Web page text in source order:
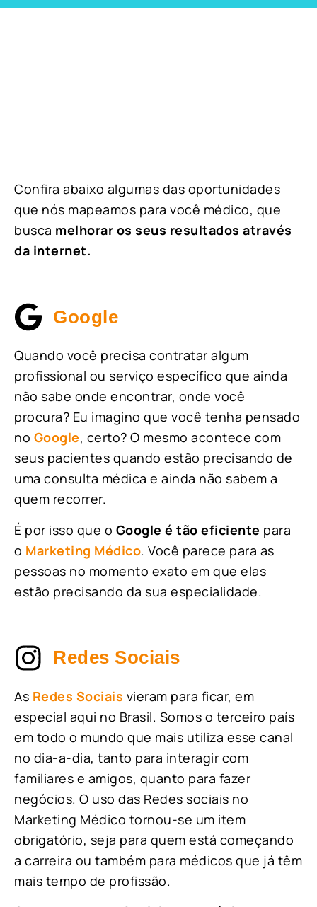
Confira abaixo algumas das oportunidades
que nós mapeamos para você médico, que
busca melhorar os seus resultados através
da internet.
Google
Quando você precisa contratar algum
profissional ou serviço específico que ainda
não sabe onde encontrar, onde você
procura? Eu imagino que você tenha pensado
no Google, certo? O mesmo acontece com
seus pacientes quando estão precisando de
uma consulta médica e ainda não sabem a
quem recorrer.
É por isso que o Google é tão eficiente para
o Marketing Médico. Você parece para as
pessoas no momento exato em que elas
estão precisando da sua especialidade.
Redes Sociais
As Redes Sociais vieram para ficar, em
especial aqui no Brasil. Somos o terceiro país
em todo o mundo que mais utiliza esse canal
no dia-a-dia, tanto para interagir com
familiares e amigos, quanto para fazer
negócios. O uso das Redes sociais no
Marketing Médico tornou-se um item
obrigatório, seja para quem está começando
a carreira ou também para médicos que já têm
mais tempo de profissão.